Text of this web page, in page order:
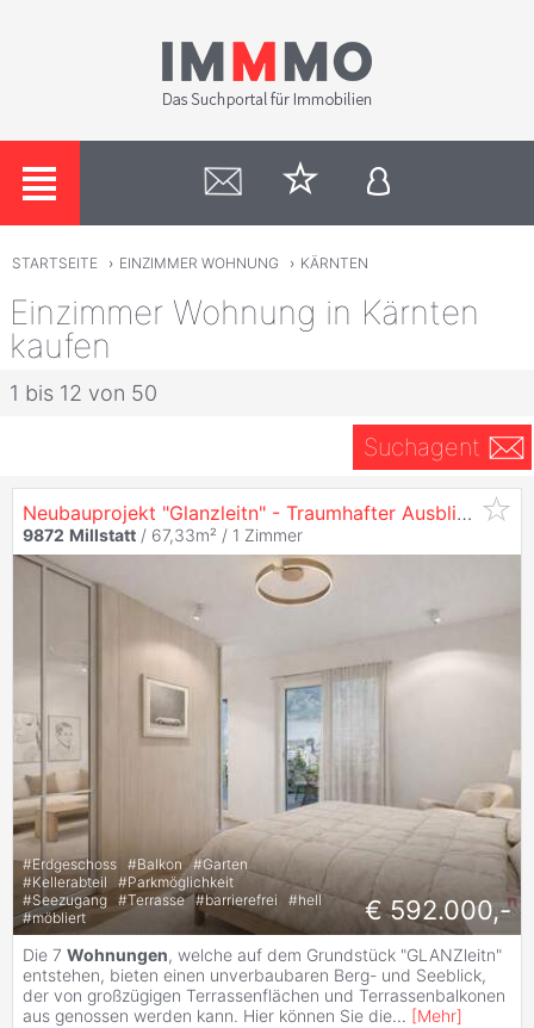
STARTSEITE › EINZIMMER WOHNUNG › KÄRNTEN
Einzimmer Wohnung in Kärnten
kaufen
1 bis 12 von 50
Suchagent
Neubauprojekt "Glanzleitn" - Traumhafter Ausblick über
9872 Millstatt / 67,33m² / 1 Zimmer
#Erdgeschoss #Balkon #Garten
#Kellerabteil #Parkmöglichkeit
#Seezugang #Terrasse #barrierefrei #hell
#möbliert € 592.000,-
Die 7 Wohnungen, welche auf dem Grundstück "GLANZleitn"
entstehen, bieten einen unverbaubaren Berg- und Seeblick,
der von großzügigen Terrassenflächen und Terrassenbalkonen
aus genossen werden kann. Hier können Sie die... [Mehr]